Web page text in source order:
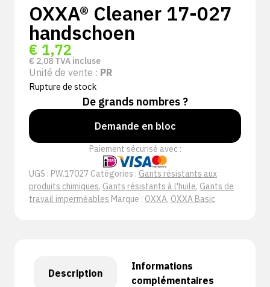
OXXA® Cleaner 17-027
handschoen
€ 1,72
€ 2,08 TVA incluse
Unité de vente : PR
Rupture de stock
De grands nombres ?
Demande en bloc
Paiement sécurisé avec :
UGS : PW.17027 Catégories : Gants résistants aux
produits chimiques, Gants résistants à l'huile, Gants de
travail imperméables Marque : OXXA, OXXA Basic
Description
Informations
complémentaires